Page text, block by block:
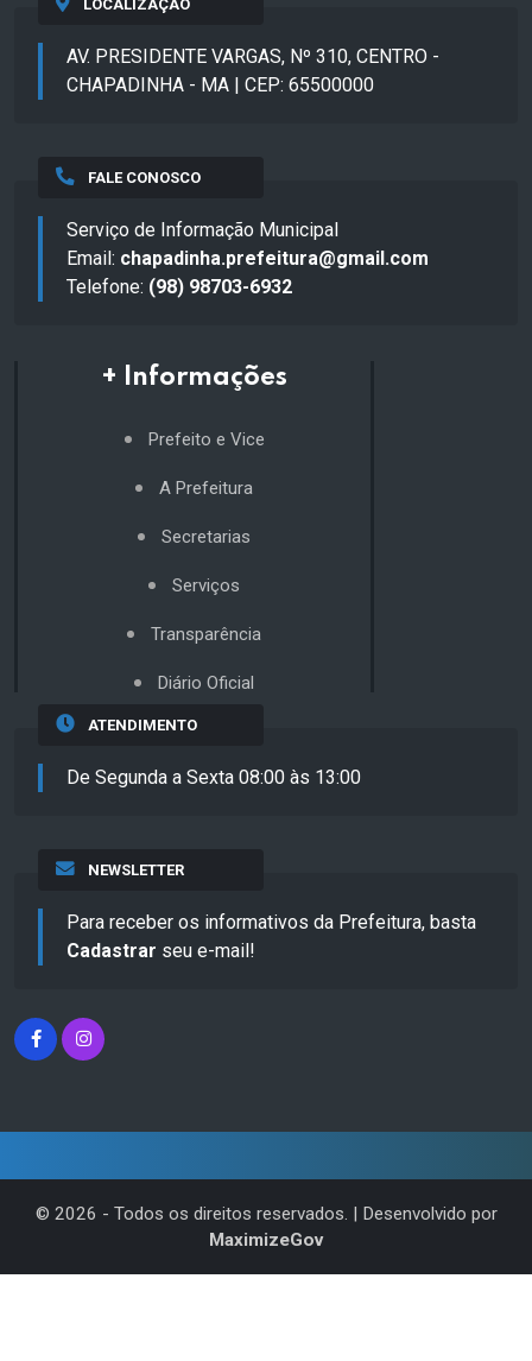
LOCALIZAÇÃO
AV. PRESIDENTE VARGAS, Nº 310, CENTRO -
CHAPADINHA - MA | CEP: 65500000
FALE CONOSCO
Serviço de Informação Municipal
Email: chapadinha.prefeitura@gmail.com
Telefone: (98) 98703-6932
+ Informações
Prefeito e Vice
A Prefeitura
Secretarias
Serviços
Transparência
Diário Oficial
ATENDIMENTO
De Segunda a Sexta 08:00 às 13:00
NEWSLETTER
Para receber os informativos da Prefeitura, basta
Cadastrar seu e-mail!
© 2026 - Todos os direitos reservados. | Desenvolvido por
MaximizeGov